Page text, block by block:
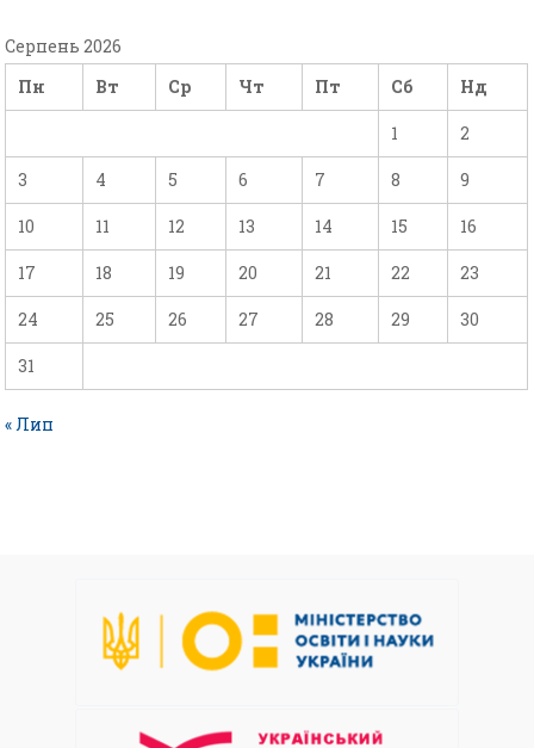
Серпень 2026
Пн
Вт Ср Чт Пт Сб Нд
1 2
3 4 5 6 7 8 9
10 11 12 13 14 15 16
17 18 19 20 21 22 23
24 25 26 27 28 29 30
31
« Лип